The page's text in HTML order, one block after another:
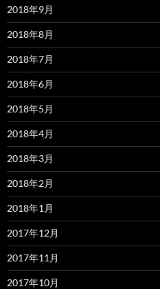
2018年9月
2018年8月
2018年7月
2018年6月
2018年5月
2018年4月
2018年3月
2018年2月
2018年1月
2017年12月
2017年11月
2017年10月